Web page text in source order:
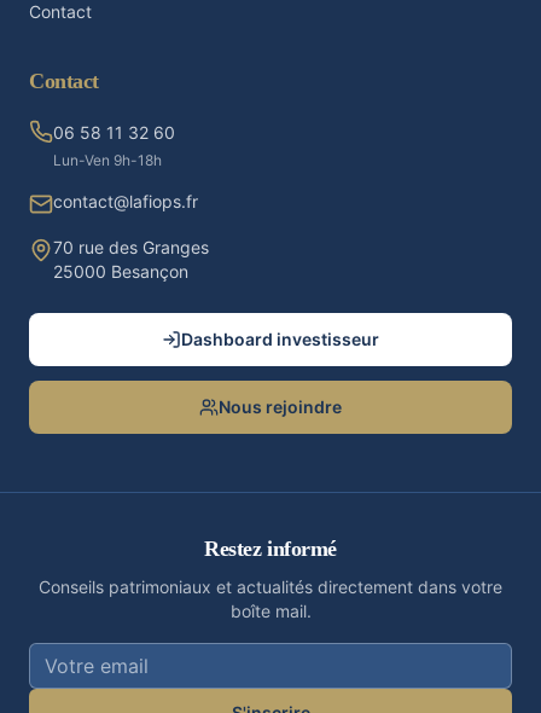
Contact
Contact
06 58 11 32 60
Lun-Ven 9h-18h
contact@lafiops.fr
70 rue des Granges
25000 Besançon
Dashboard investisseur
Nous rejoindre
Restez informé
Conseils patrimoniaux et actualités directement dans votre
boîte mail.